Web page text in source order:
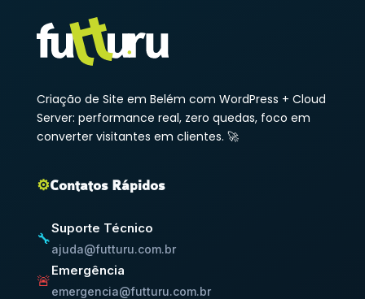
Criação de Site em Belém com WordPress + Cloud
Server: performance real, zero quedas, foco em
converter visitantes em clientes. 🚀
⚙️Contatos Rápidos
🔧
Suporte Técnico
ajuda@futturu.com.br
🚨
Emergência
emergencia@futturu.com.br